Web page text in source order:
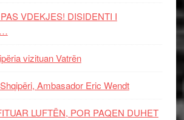
VDEKJES! DISIDENTI I
vizituan Vatrën
Ambasador Eric Wendt
LUFTËN, POR PAQEN DUHET